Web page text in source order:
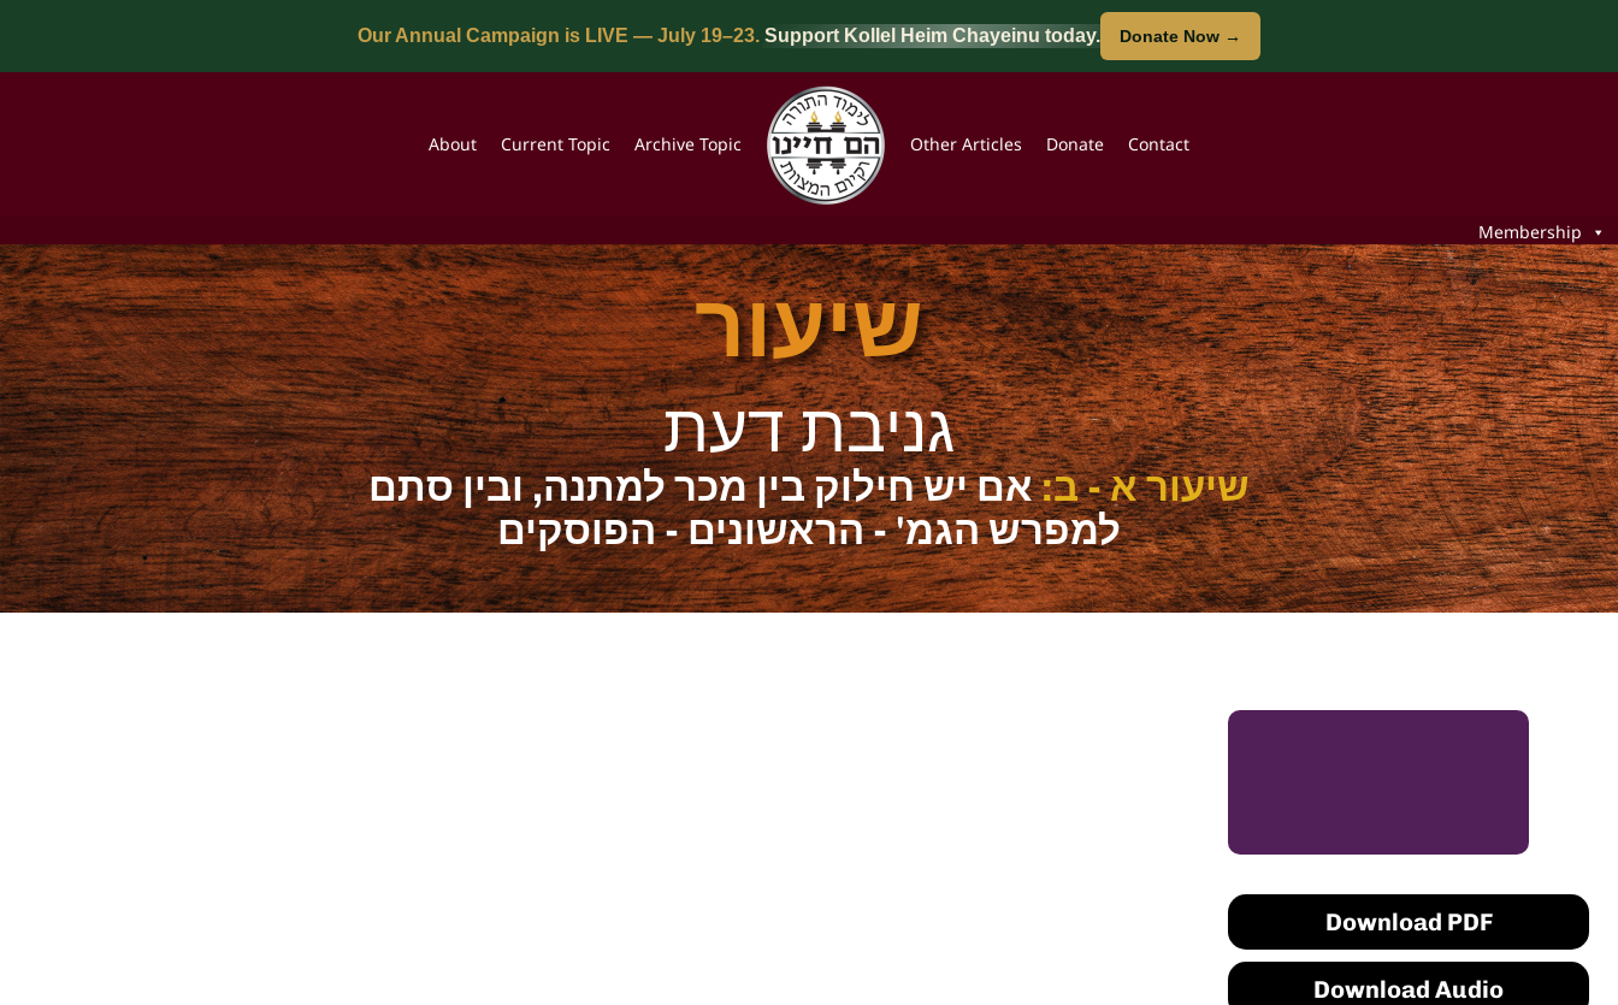
Our Annual Campaign is LIVE — July 19–23. Support Kollel Heim Chayeinu today. Donate Now →
About Current Topic Archive Topic Other Articles Donate Contact
Membership
שיעור
גניבת דעת
שיעור א - ב:אם יש חילוק בין מכר למתנה, ובין סתם
למפרש הגמ' - הראשונים - הפוסקים
Download PDF
Download Audio